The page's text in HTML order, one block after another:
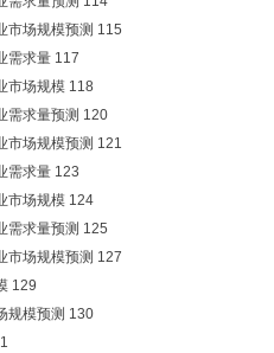
市场规模预测 115
需求量 117
市场规模 118
需求量预测 120
市场规模预测 121
需求量 123
市场规模 124
需求量预测 125
市场规模预测 127
129
规模预测 130